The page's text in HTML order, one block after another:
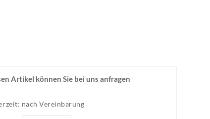
Artikel können Sie bei uns anfragen
nach Vereinbarung